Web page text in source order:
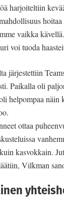
harjoiteltiin
vaikka
voi tuoda
järjestettiin
Paikalla oli
helpompaa näin
ottaa
kasvokkain.
Vilkman